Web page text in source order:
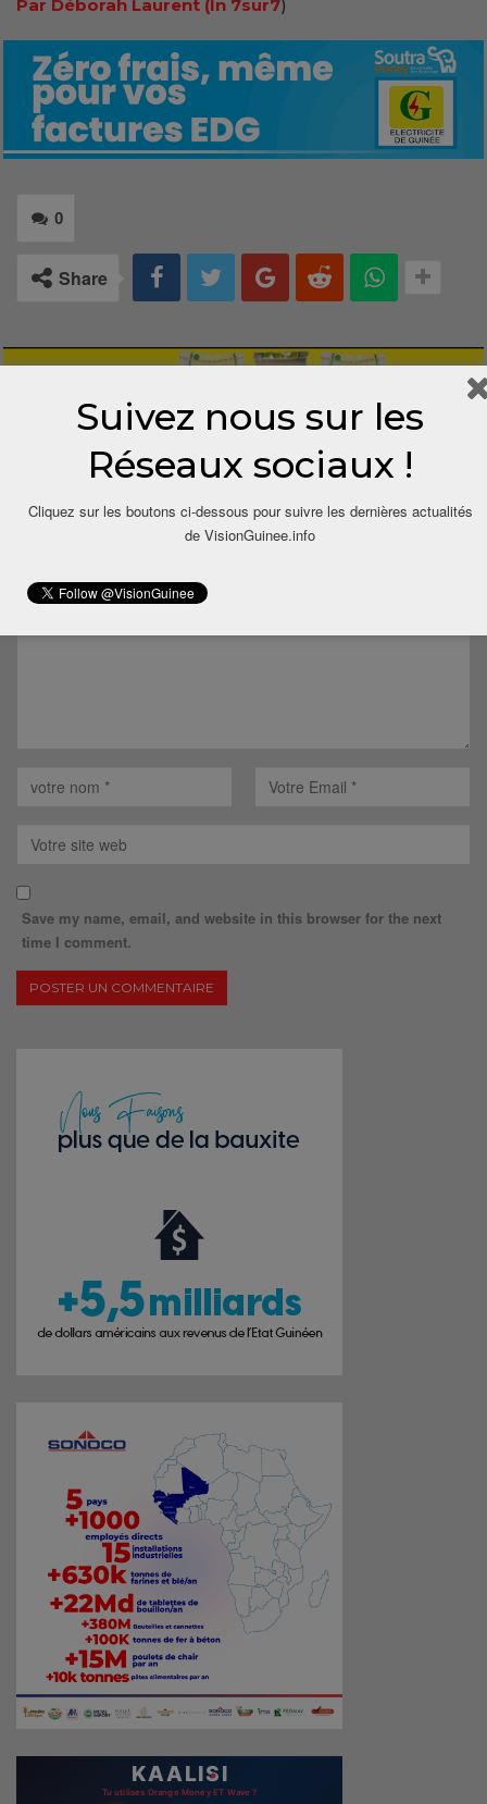
Par Déborah Laurent (In 7sur7)
0
Share
Votre adresse email ne sera pas publiée.
Save my name, email, and website in this browser for the next
time I comment.
Suivez nous sur les
Réseaux sociaux !
Cliquez sur les boutons ci-dessous pour suivre les dernières actualités
de VisionGuinee.info